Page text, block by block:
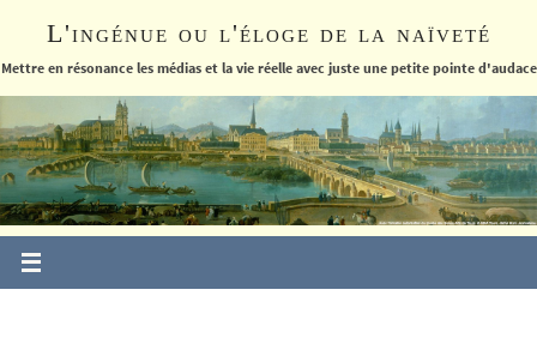
le
L'ingénue ou l'éloge de la naïveté
Mettre en résonance les médias et la vie réelle avec juste une petite pointe d'audace